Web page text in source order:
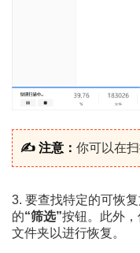
✍ 注意： 你可以在
3. 要查找特定的可恢
的“筛选”按钮。此外
文件夹以进行恢复。